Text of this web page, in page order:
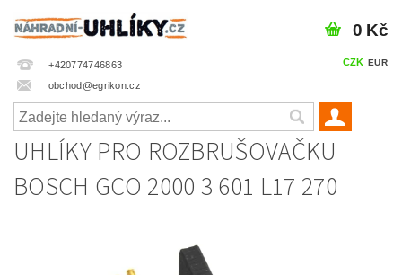
+420774746863
obchod@egrikon.cz
CZK EUR
0 Kč
UHLÍKY PRO ROZBRUŠOVAČKU
BOSCH GCO 2000 3 601 L17 270